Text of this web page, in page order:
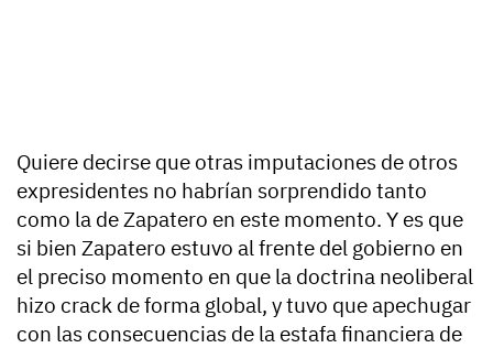
Quiere decirse que otras imputaciones de otros
expresidentes no habrían sorprendido tanto
como la de Zapatero en este momento. Y es que
si bien Zapatero estuvo al frente del gobierno en
el preciso momento en que la doctrina neoliberal
hizo crack de forma global, y tuvo que apechugar
con las consecuencias de la estafa financiera de